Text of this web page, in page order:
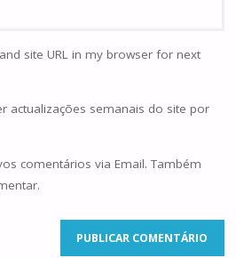
site URL in my browser for next
actualizações semanais do site por
comentários via Email. Também